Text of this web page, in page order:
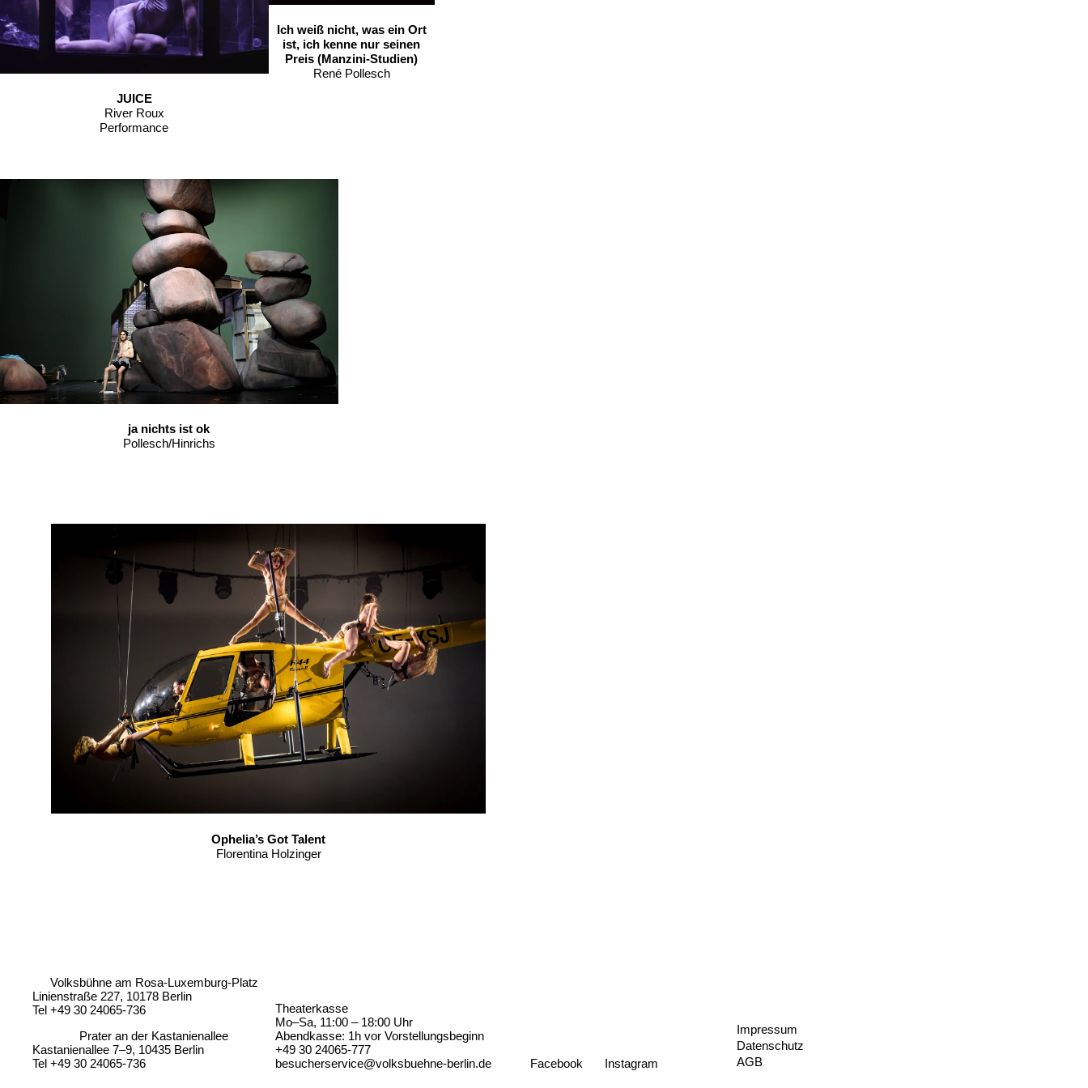
JUICE
River Roux
Performance
Ich weiß nicht, was ein Ort
ist, ich kenne nur seinen
Preis (Manzini-Studien)
René Pollesch
ja nichts ist ok
Pollesch/Hinrichs
Ophelia’s Got Talent
Florentina Holzinger
Volksbühne am Rosa-Luxemburg-Platz
Linienstraße 227, 10178 Berlin
Tel +49 30 24065-736
Prater an der Kastanienallee
Kastanienallee 7–9, 10435 Berlin
Tel +49 30 24065-736
Theaterkasse
Mo–Sa, 11:00 – 18:00 Uhr
Abendkasse: 1h vor Vorstellungsbeginn
+49 30 24065-777
besucherservice@volksbuehne-berlin.de
Facebook Instagram
Impressum
Datenschutz
AGB